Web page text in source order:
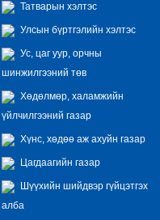
Татварын хэлтэс
Улсын бүртгэлийн хэлтэс
Ус, цаг уур, орчны
шинжилгээний төв
Хөдөлмөр, халамжийн
үйлчилгээний газар
Хүнс, хөдөө аж ахуйн газар
Цагдаагийн газар
Шүүхийн шийдвэр гүйцэтгэх
алба